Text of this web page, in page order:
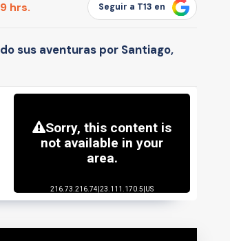
hrs. Seguir a T13 en
sus aventuras por Santiago,